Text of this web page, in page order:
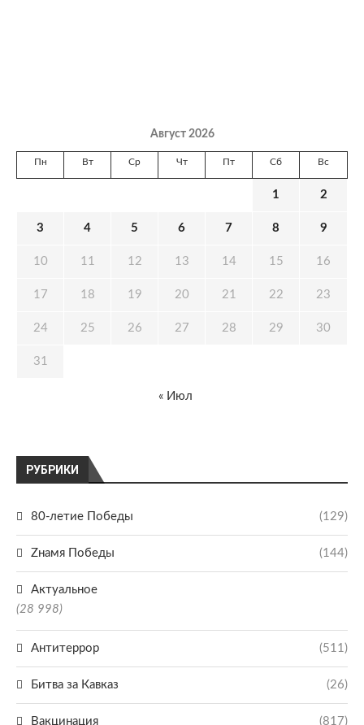
РУБРИКИ
80-летие Победы (129)
Zнамя Победы (144)
Актуальное
(28 998)
Антитеррор (511)
Битва за Кавказ (26)
Вакцинация (817)
Август 2026
Пн Вт Ср Чт Пт Сб Вс
1 2
3 4 5 6 7 8 9
10 11 12 13 14 15 16
17 18 19 20 21 22 23
24 25 26 27 28 29 30
31
« Июл